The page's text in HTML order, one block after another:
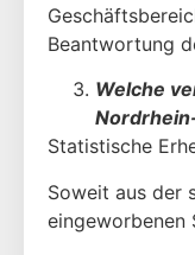
Beantwortung
Welche
Statistische
Soweit aus der
eingeworbenen